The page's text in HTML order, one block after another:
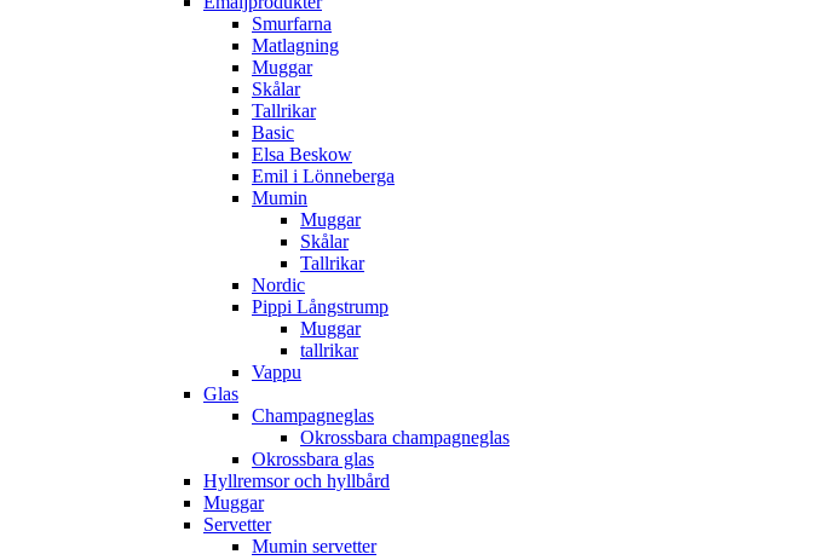
Smurfarna
Matlagning
Muggar
Skålar
Tallrikar
Basic
Elsa Beskow
Emil i Lönneberga
Mumin
Muggar
Skålar
Tallrikar
Nordic
Pippi Långstrump
Muggar
tallrikar
Vappu
Glas
Champagneglas
Okrossbara champagneglas
Okrossbara glas
Hyllremsor och hyllbård
Muggar
Servetter
Mumin servetter